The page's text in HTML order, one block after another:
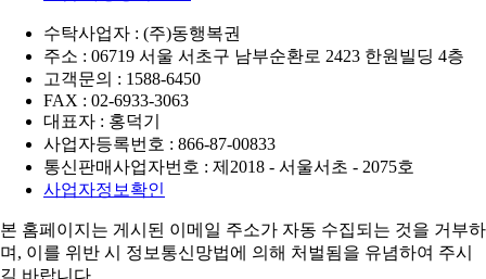
수탁사업자 : (주)동행복권
주소 : 06719 서울 서초구 남부순환로 2423 한원빌딩 4층
고객문의 : 1588-6450
FAX : 02-6933-3063
대표자 : 홍덕기
사업자등록번호 : 866-87-00833
통신판매사업자번호 : 제2018 - 서울서초 - 2075호
사업자정보확인
본 홈페이지는 게시된 이메일 주소가 자동 수집되는 것을 거부하
며, 이를 위반 시 정보통신망법에 의해 처벌됨을 유념하여 주시